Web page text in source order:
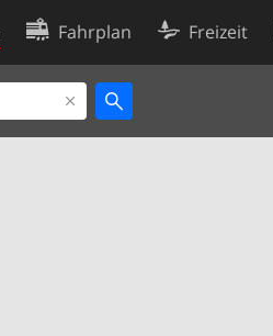
Fahrplan Freizeit
Cookie-Richtlinie
Cookie-Einstellungen